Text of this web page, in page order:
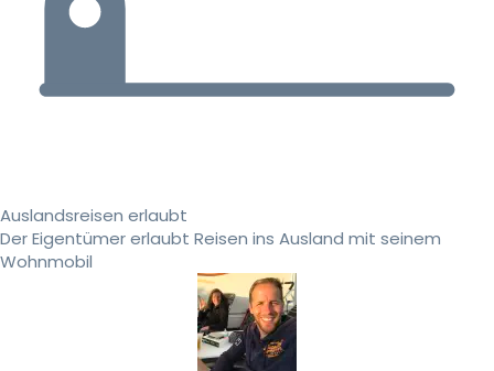
Auslandsreisen erlaubt
Der Eigentümer erlaubt Reisen ins Ausland mit seinem
Wohnmobil